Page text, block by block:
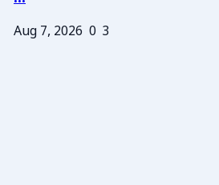
Aug 7, 2026 0 3